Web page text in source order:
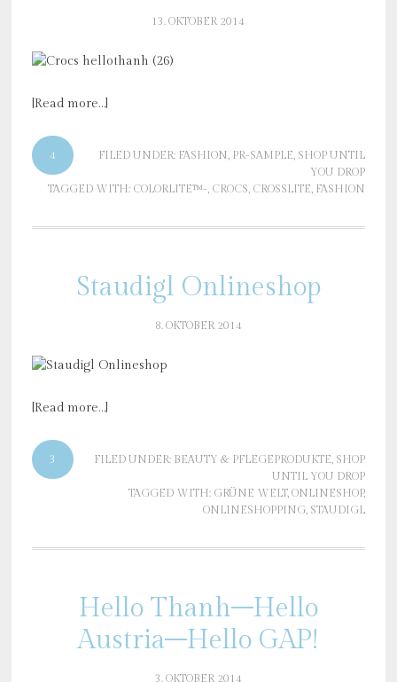
13. OKTOBER 2014
[Read more…]
4 FILED UNDER: FASHION, PR-SAMPLE, SHOP UNTIL
YOU DROP
TAGGED WITH: COLORLITE™-, CROCS, CROSSLITE, FASHION
Staudigl Onlineshop
8. OKTOBER 2014
[Read more…]
3 FILED UNDER: BEAUTY & PFLEGEPRODUKTE, SHOP
UNTIL YOU DROP
TAGGED WITH: GRÜNE WELT,ONLINESHOP,
ONLINESHOPPING, STAUDIGL
Hello Thanh–Hello
Austria–Hello GAP!
3. OKTOBER 2014